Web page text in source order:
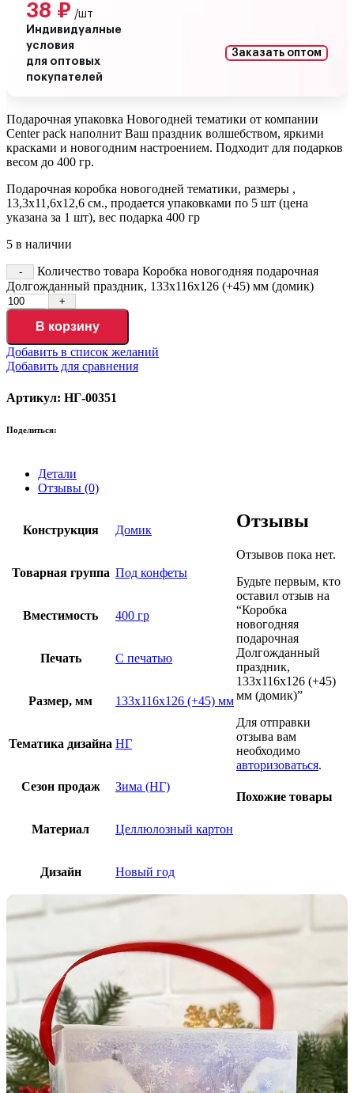
38 ₽ /шт
Индивидуалные
условия
для оптовых
покупателей
Заказать оптом
Подарочная упаковка Новогодней тематики от компании
Сenter pack наполнит Ваш праздник волшебством, яркими
красками и новогодним настроением. Подходит для подарков
весом до 400 гр.
Подарочная коробка новогодней тематики, размеры ,
13,3х11,6х12,6 см., продается упаковками по 5 шт (цена
указана за 1 шт), вес подарка 400 гр
5 в наличии
Количество товара Коробка новогодняя подарочная
Долгожданный праздник, 133х116х126 (+45) мм (домик)
В корзину
Добавить в список желаний
Добавить для сравнения
Артикул: НГ-00351
Поделиться:
Детали
Отзывы (0)
Конструкция Домик
Товарная группа Под конфеты
Вместимость 400 гр
Печать С печатью
Размер, мм 133х116х126 (+45) мм
Тематика дизайна НГ
Сезон продаж Зима (НГ)
Материал Целлюлозный картон
Дизайн Новый год
Отзывы
Отзывов пока нет.
Будьте первым, кто
оставил отзыв на
“Коробка
новогодняя
подарочная
Долгожданный
праздник,
133х116х126 (+45)
мм (домик)”
Для отправки
отзыва вам
необходимо
авторизоваться.
Похожие товары